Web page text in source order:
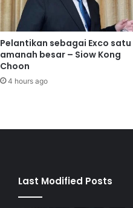
p
e
k
g
r
Pelantikan sebagai Exco satu
amanah besar – Siow Kong
Choon
4 hours ago
Last Modified Posts